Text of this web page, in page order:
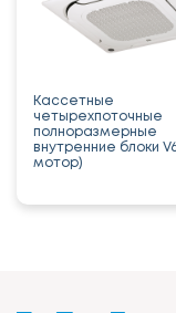
Кассетные
четырехпоточные
полноразмерные
внутренние блоки
мотор)